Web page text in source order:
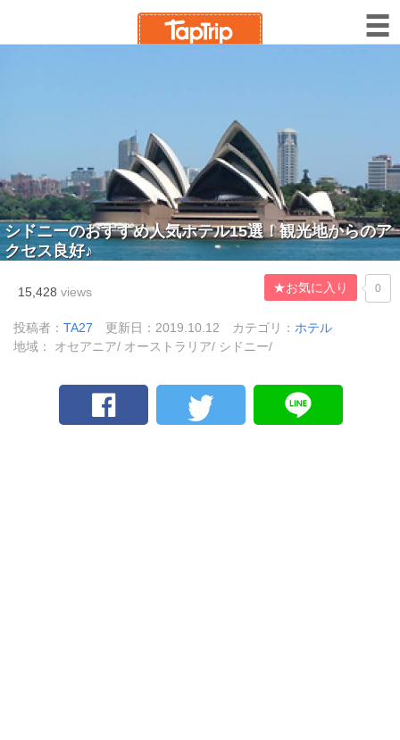
シドニーのおすすめ人気ホテル15選！観光地からのア
クセス良好♪
15,428 views ★お気に入り 0
投稿者： TA27 更新日：2019.10.12 カテゴリ： ホテル
地域： オセアニア/ オーストラリア/ シドニー/